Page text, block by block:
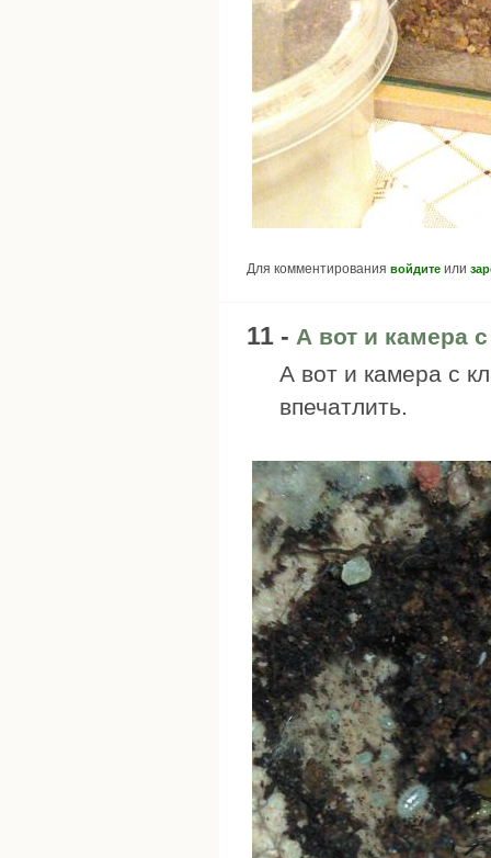
Для комментирования войдите или
11 - А вот и камера
А вот и камера с
впечатлить.